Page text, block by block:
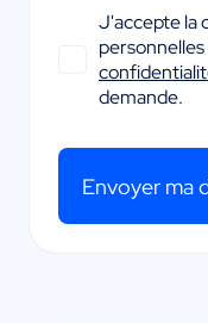
J'accepte la
demande.
Envoyer ma